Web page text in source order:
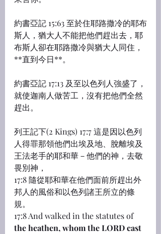
約書亞記 15:63 至於住耶路撒冷的耶布
斯人，猶大人不能把他們趕出去，耶
布斯人卻在耶路撒冷與猶大人同住，
**直到今日**。
約書亞記 17:13 及至以色列人強盛了，
就使迦南人做苦工，沒有把他們全然
趕出。
列王記下(2 Kings) 17:7 這是因以色列
人得罪那領他們出埃及地、脫離埃及
王法老手的耶和華－他們的神，去敬
畏別神，
17:8 隨從耶和華在他們面前所趕出外
邦人的風俗和以色列諸王所立的條
規。
17:8 And walked in the statutes of
the heathen, whom the LORD cast